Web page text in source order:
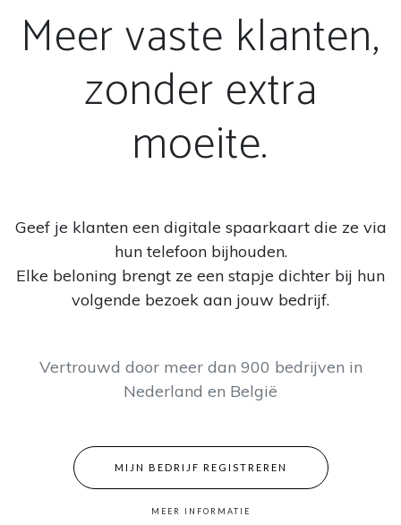
Meer vaste klanten,
zonder extra
moeite.
Geef je klanten een digitale spaarkaart die ze via
hun telefoon bijhouden.
Elke beloning brengt ze een stapje dichter bij hun
volgende bezoek aan jouw bedrijf.
Vertrouwd door meer dan 900 bedrijven in
Nederland en België
MIJN BEDRIJF REGISTREREN
MEER INFORMATIE